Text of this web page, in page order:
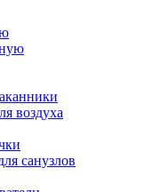
воздуха
санузлов